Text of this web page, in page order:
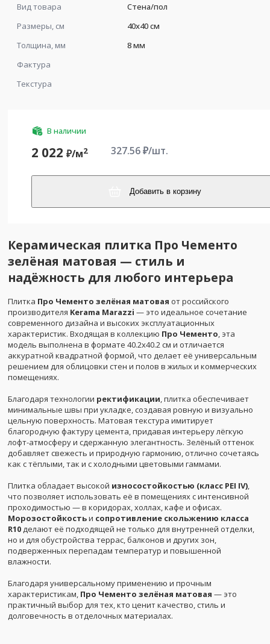
Вид товара
Стена/пол
Размеры, см
40x40 см
Толщина, мм
8 мм
Фактура
Текстура
В наличии
2 022 ₽/м2 327.56₽/шт.
Добавить в корзину
Керамическая плитка Про Чементо
зелёная матовая — стиль и
надёжность для любого интерьера
Плитка Про Чементо зелёная матовая от российского
производителя Kerama Marazzi — это идеальное сочетание
современного дизайна и высоких эксплуатационных
характеристик. Входящая в коллекцию Про Чементо , эта
модель выполнена в формате 40.2x40.2 см и отличается
аккуратной квадратной формой, что делает её универсальным
решением для облицовки стен и полов в жилых и коммерческих
помещениях.
Благодаря технологии ректификации , плитка обеспечивает
минимальные швы при укладке, создавая ровную и визуально
цельную поверхность. Матовая текстура имитирует
благородную фактуру цемента, придавая интерьеру лёгкую
лофт-атмосферу и сдержанную элегантность. Зелёный оттенок
добавляет свежесть и природную гармонию, отлично сочетаясь
как с тёплыми, так и с холодными цветовыми гаммами.
Плитка обладает высокой износостойкостью (класс PEI IV)
что позволяет использовать её в помещениях с интенсивной
проходимостью — в коридорах, холлах, кафе и офисах.
Морозостойкостьи сопротивление скольжению класса
R10 делают её подходящей не только для внутренней отделки,
но и для обустройства террас, балконов и других зон,
подверженных перепадам температур и повышенной
влажности.
Благодаря универсальному применению и прочным
характеристикам, Про Чементо зелёная матовая — это
практичный выбор для тех, кто ценит качество, стиль и
долговечность в отделочных материалах.